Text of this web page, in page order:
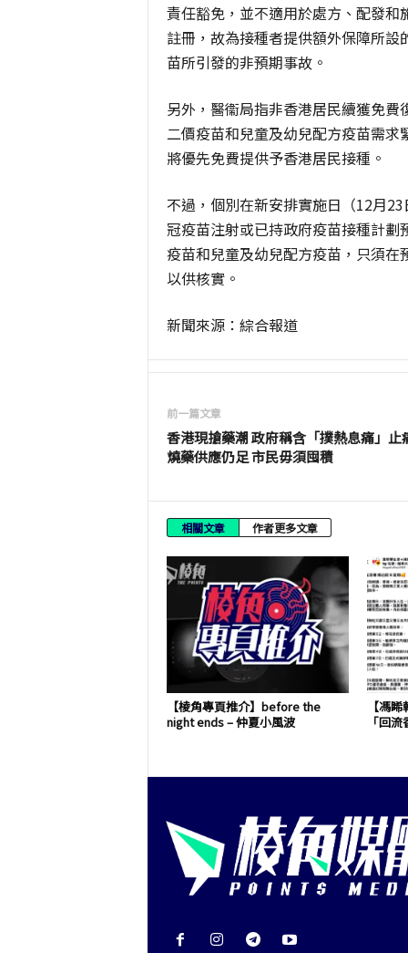
責任豁免，並不適用於處方、配發
註冊，故為接種者提供額外保障所
苗所引發的非預期事故。
另外，醫衞局指非香港居民續獲免
二價疫苗和兒童及幼兒配方疫苗需
將優先免費提供予香港居民接種。
不過，個別在新安排實施日（12月
冠疫苗注射或已持政府疫苗接種計
疫苗和兒童及幼兒配方疫苗，只須
以供核實。
新聞來源：綜合報道
前一篇文章
香港現搶藥潮 政府稱含「撲熱息痛」止
燒藥供應仍足 市民毋須囤積
相關文章 作者更多文章
【棱角專頁推介】before the
night ends – 仲夏小風波
【馮
「回